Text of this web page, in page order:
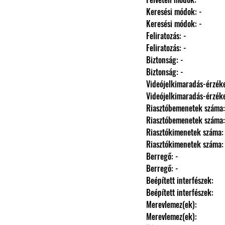
                Keresési módok: -
                Keresési módok: -
                Feliratozás: -
                Feliratozás: -
                Biztonság: -
                Biztonság: -
Videójelkimaradás-
Videójelkimaradás-
Riasztóbemenetek
Riasztóbemenetek
Riasztókimenetek
Riasztókimenetek
                Berregő: -
                Berregő: -
                Beépített interfészek:
                Beépített interfészek:
                Merevlemez(ek):
                Merevlemez(ek):